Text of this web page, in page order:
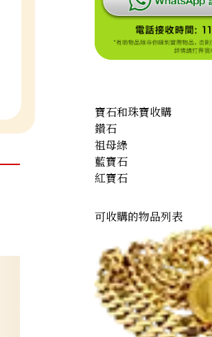
寶石和珠寶收購
鑽石
祖母綠
藍寶石
紅寶石
可收購的物品列表